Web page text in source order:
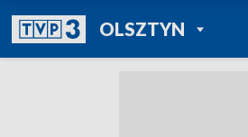
OLSZTYNPOWRÓT DO
TVP REGIONY